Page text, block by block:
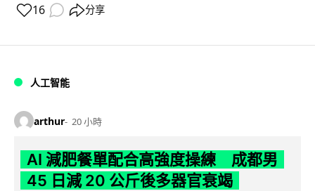
16 分享
人工智能
arthur 20 小時
AI 減肥餐單配合高強度操練 成都男
45 日減 20 公斤後多器官衰竭